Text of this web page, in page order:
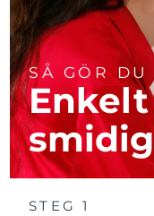
SÅ GÖR DU
STEG 1